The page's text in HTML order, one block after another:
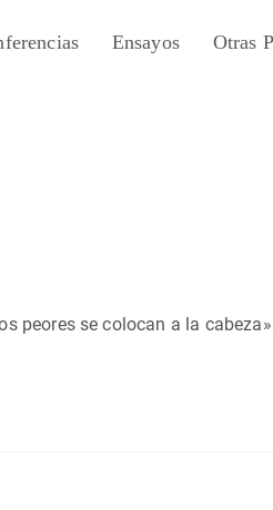
Ensayos Otras
peores se colocan a la